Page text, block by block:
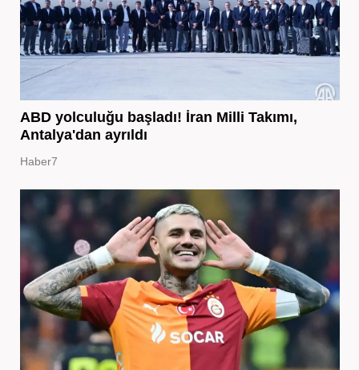
ABD yolculuğu başladı! İran Milli Takımı,
Antalya'dan ayrıldı
Haber7